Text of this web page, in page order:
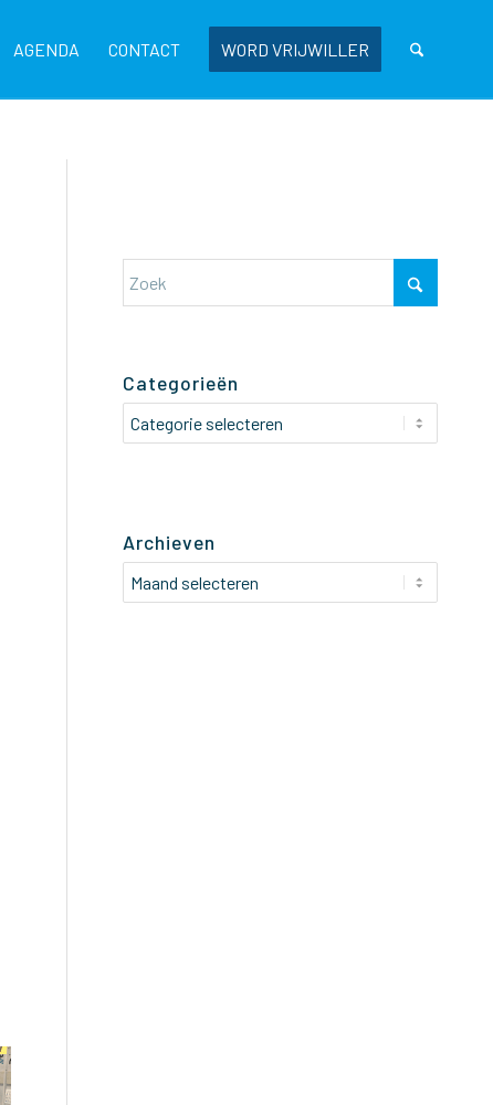
AGENDA CONTACT WORD VRIJWILLER
Categorieën
Categorieën
Archieven